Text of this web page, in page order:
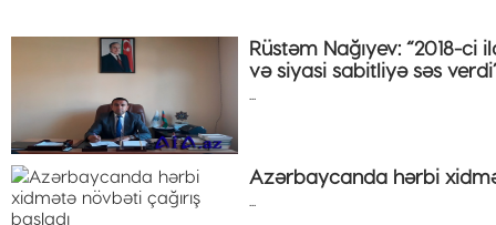
Rüstəm Nağıyev: “2018-
və siyasi sabitliyə səs
Azərbaycanda hərbi